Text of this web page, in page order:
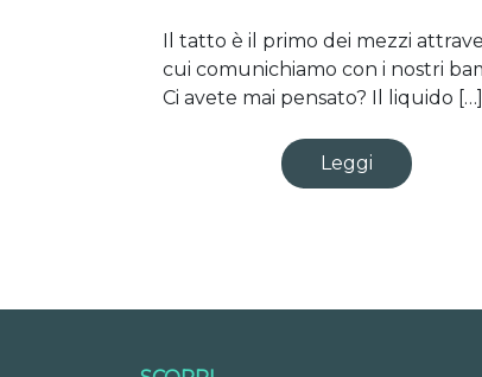
Il tatto è il primo dei mezzi
cui comunichiamo con i nostri
Ci avete mai pensato? Il liquido […]
Leggi